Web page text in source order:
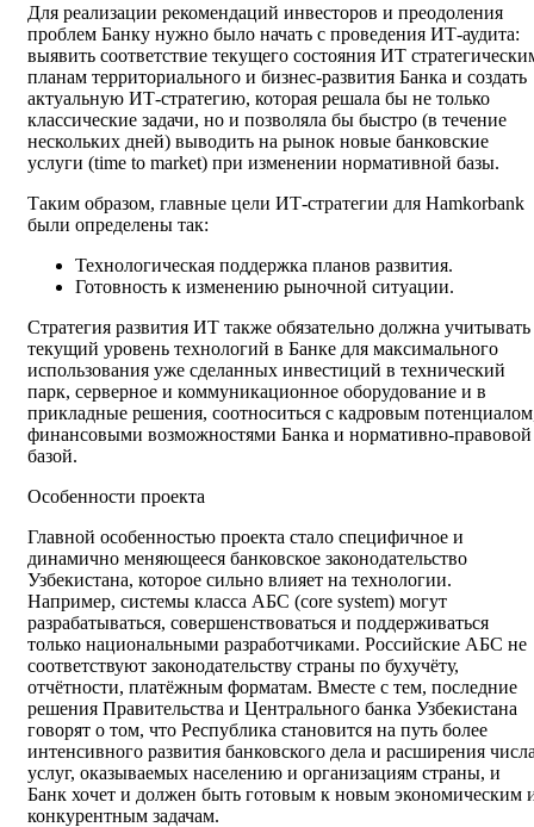
Для реализации рекомендаций инвесторов и преодоления
проблем Банку нужно было начать с проведения ИТ-аудита:
выявить соответствие текущего состояния ИТ
планам территориального и бизнес-развития Банка и создать
актуальную ИТ-стратегию, которая решала бы не только
классические задачи, но и позволяла бы быстро (в течение
нескольких дней) выводить на рынок новые банковские
услуги (time to market) при изменении нормативной базы.
Таким образом, главные цели ИТ-стратегии для Hamkorbank
были определены так:
Технологическая поддержка планов развития.
Готовность к изменению рыночной ситуации.
Стратегия развития ИТ также обязательно должна учитывать
текущий уровень технологий в Банке для максимального
использования уже сделанных инвестиций в технический
парк, серверное и коммуникационное оборудование и в
прикладные решения, соотноситься с кадровым
финансовыми возможностями Банка и нормативно-правовой
базой.
Особенности проекта
Главной особенностью проекта стало специфичное и
динамично меняющееся банковское законодательство
Узбекистана, которое сильно влияет на технологии.
Например, системы класса АБС (core system) могут
разрабатываться, совершенствоваться и поддерживаться
только национальными разработчиками. Российские АБС не
соответствуют законодательству страны по бухучёту,
отчётности, платёжным форматам. Вместе с тем, последние
решения Правительства и Центрального банка Узбекистана
говорят о том, что Республика становится на путь более
интенсивного развития банковского дела и расширения
услуг, оказываемых населению и организациям страны, и
Банк хочет и должен быть готовым к новым экономическим
конкурентным задачам.